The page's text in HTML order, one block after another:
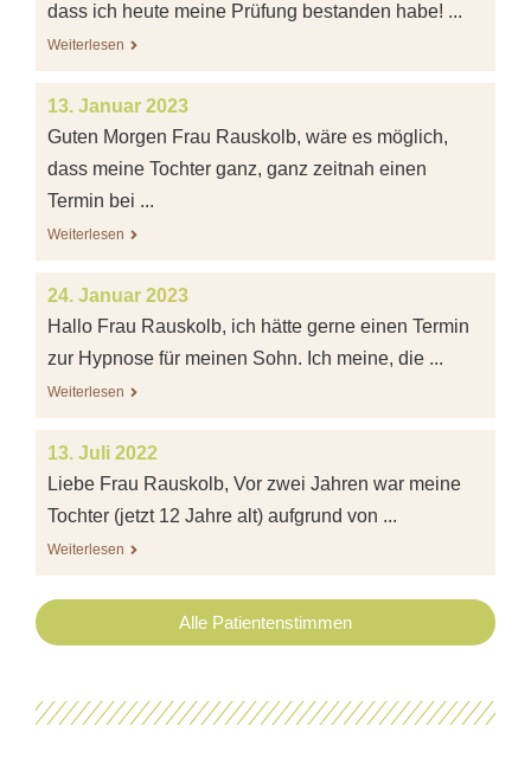
dass ich heute meine Prüfung bestanden habe! ...
Weiterlesen
13. Januar 2023
Guten Morgen Frau Rauskolb, wäre es möglich,
dass meine Tochter ganz, ganz zeitnah einen
Termin bei ...
Weiterlesen
24. Januar 2023
Hallo Frau Rauskolb, ich hätte gerne einen Termin
zur Hypnose für meinen Sohn. Ich meine, die ...
Weiterlesen
13. Juli 2022
Liebe Frau Rauskolb, Vor zwei Jahren war meine
Tochter (jetzt 12 Jahre alt) aufgrund von ...
Weiterlesen
Alle Patientenstimmen